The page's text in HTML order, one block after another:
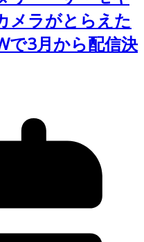
ラがとらえた
で3月から配信決